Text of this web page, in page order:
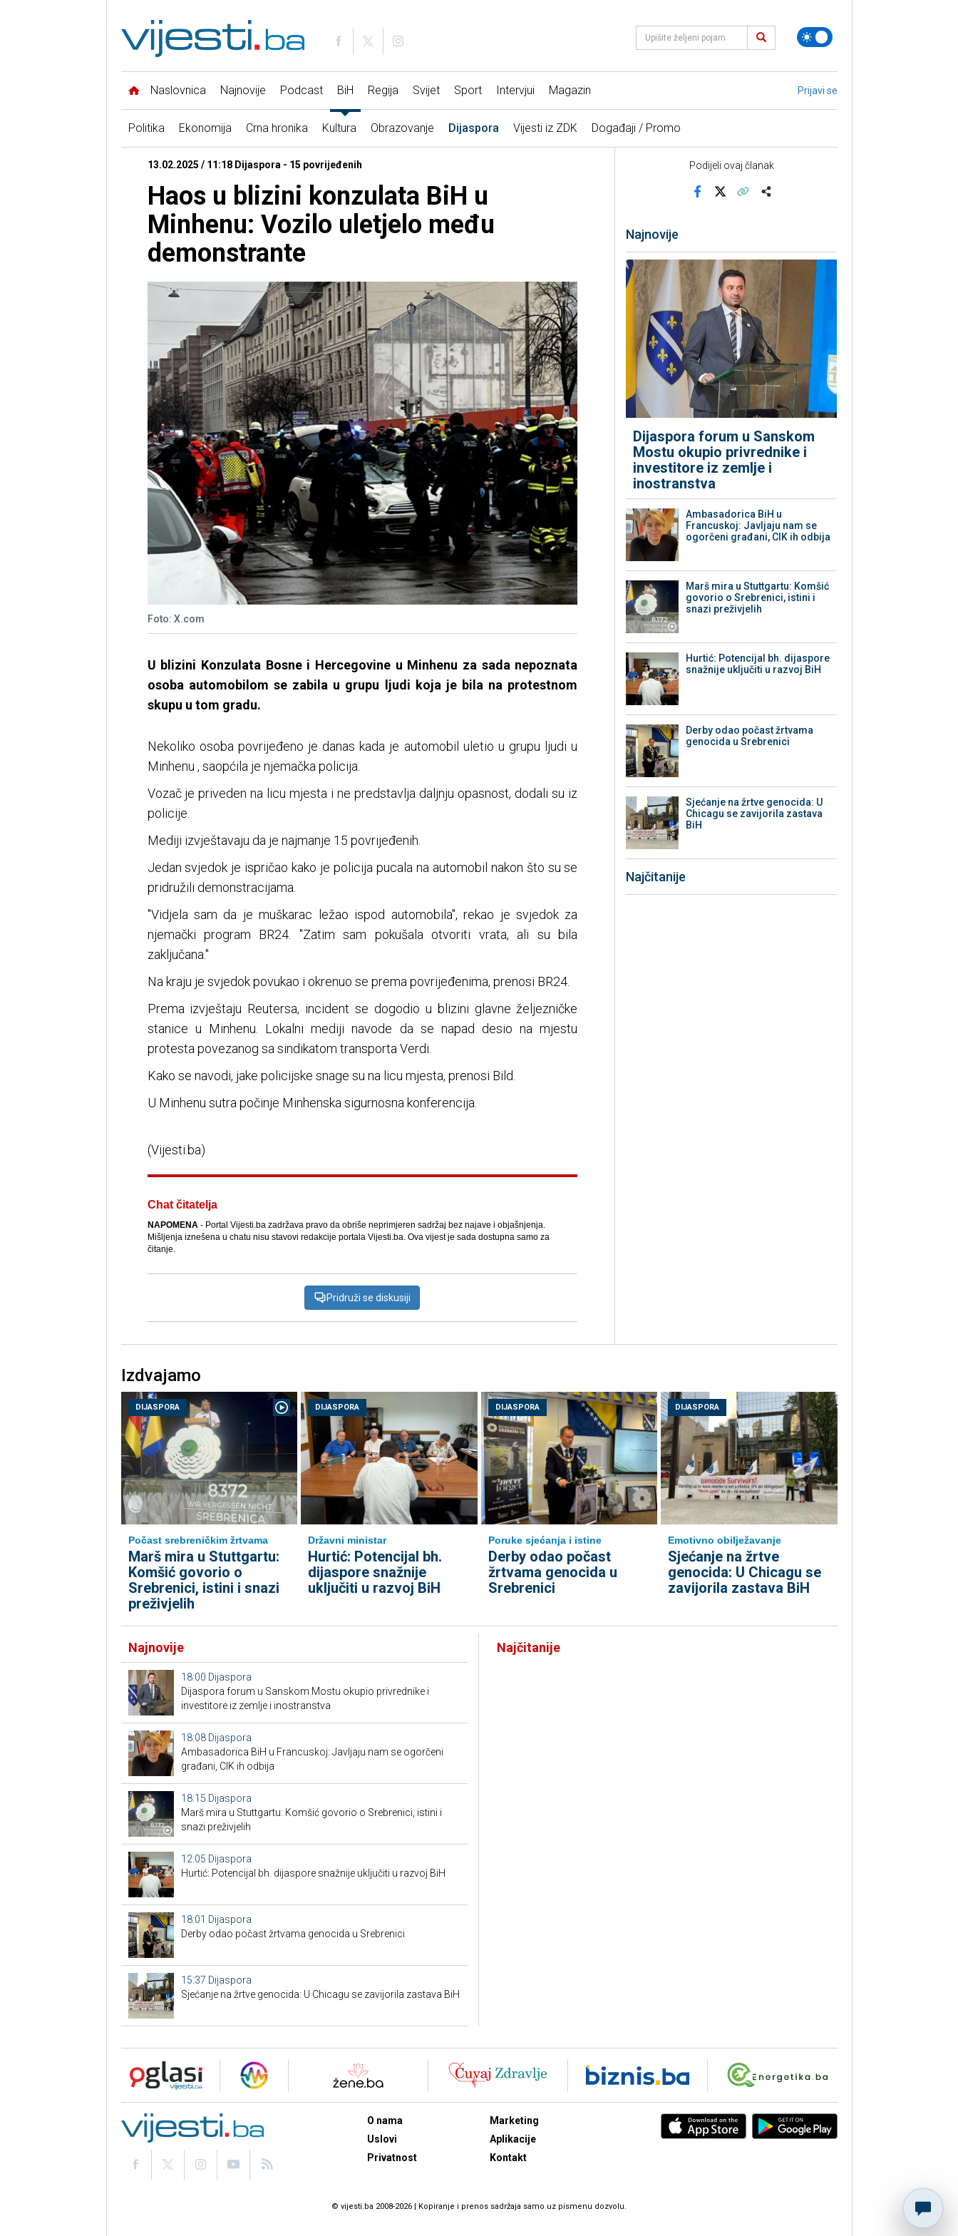
Naslovnica Najnovije Podcast BiH Regija Svijet Sport Intervjui Magazin Prijavi se
Politika Ekonomija Crna hronika Kultura Obrazovanje Dijaspora Vijesti iz ZDK Događaji / Promo
13.02.2025 / 11:18 Dijaspora - 15 povrijeđenih
Haos u blizini konzulata BiH u
Minhenu: Vozilo uletjelo među
demonstrante
Foto: X.com
U blizini Konzulata Bosne i Hercegovine u Minhenu za sada nepoznata
osoba automobilom se zabila u grupu ljudi koja je bila na protestnom
skupu u tom gradu.
Nekoliko osoba povrijeđeno je danas kada je automobil uletio u grupu ljudi u
Minhenu , saopćila je njemačka policija.
Vozač je priveden na licu mjesta i ne predstavlja daljnju opasnost, dodali su iz
policije.
Mediji izvještavaju da je najmanje 15 povrijeđenih.
Jedan svjedok je ispričao kako je policija pucala na automobil nakon što su se
pridružili demonstracijama.
"Vidjela sam da je muškarac ležao ispod automobila", rekao je svjedok za
njemački program BR24. "Zatim sam pokušala otvoriti vrata, ali su bila
zaključana."
Na kraju je svjedok povukao i okrenuo se prema povrijeđenima, prenosi BR24.
Prema izvještaju Reutersa, incident se dogodio u blizini glavne željezničke
stanice u Minhenu. Lokalni mediji navode da se napad desio na mjestu
protesta povezanog sa sindikatom transporta Verdi.
Kako se navodi, jake policijske snage su na licu mjesta, prenosi Bild.
U Minhenu sutra počinje Minhenska sigurnosna konferencija.
(Vijesti.ba)
Chat čitatelja
NAPOMENA- Portal Vijesti.ba zadržava pravo da obriše neprimjeren sadržaj bez najave i objašnjenja.
Mišljenja iznešena u chatu nisu stavovi redakcije portala Vijesti.ba. Ova vijest je sada dostupna samo za
čitanje.
Pridruži se diskusiji
Podijeli ovaj članak
Najnovije
Dijaspora forum u Sanskom
Mostu okupio privrednike i
investitore iz zemlje i
inostranstva
Ambasadorica BiH u
Francuskoj: Javljaju nam se
ogorčeni građani, CIK ih odbija
Marš mira u Stuttgartu: Komšić
govorio o Srebrenici, istini i
snazi preživjelih
Hurtić: Potencijal bh. dijaspore
snažnije uključiti u razvoj BiH
Derby odao počast žrtvama
genocida u Srebrenici
Sjećanje na žrtve genocida: U
Chicagu se zavijorila zastava
BiH
Najčitanije
Izdvajamo
DIJASPORA
Počast srebreničkim žrtvama
Marš mira u Stuttgartu:
Komšić govorio o
Srebrenici, istini i snazi
preživjelih
DIJASPORA
Državni ministar
Hurtić: Potencijal bh.
dijaspore snažnije
uključiti u razvoj BiH
DIJASPORA
Poruke sjećanja i istine
Derby odao počast
žrtvama genocida u
Srebrenici
DIJASPORA
Emotivno obilježavanje
Sjećanje na žrtve
genocida: U Chicagu se
zavijorila zastava BiH
Najnovije
18:00 Dijaspora
Dijaspora forum u Sanskom Mostu okupio privrednike i
investitore iz zemlje i inostranstva
18:08 Dijaspora
Ambasadorica BiH u Francuskoj: Javljaju nam se ogorčeni
građani, CIK ih odbija
18:15 Dijaspora
Marš mira u Stuttgartu: Komšić govorio o Srebrenici, istini i
snazi preživjelih
12:05 Dijaspora
Hurtić: Potencijal bh. dijaspore snažnije uključiti u razvoj BiH
18:01 Dijaspora
Derby odao počast žrtvama genocida u Srebrenici
15:37 Dijaspora
Sjećanje na žrtve genocida: U Chicagu se zavijorila zastava BiH
Najčitanije
O nama
Uslovi
Privatnost
Marketing
Aplikacije
Kontakt
© vijesti.ba 2008-2026 | Kopiranje i prenos sadržaja samo uz pismenu dozvolu.